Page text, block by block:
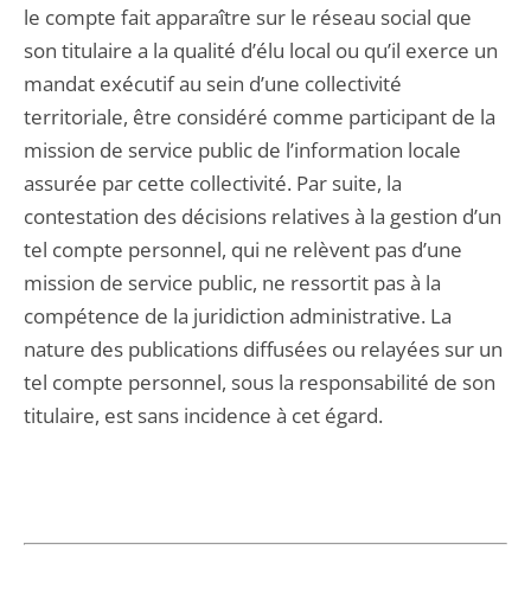
le compte fait apparaître sur le réseau social que
son titulaire a la qualité d’élu local ou qu’il exerce un
mandat exécutif au sein d’une collectivité
territoriale, être considéré comme participant de la
mission de service public de l’information locale
assurée par cette collectivité. Par suite, la
contestation des décisions relatives à la gestion d’un
tel compte personnel, qui ne relèvent pas d’une
mission de service public, ne ressortit pas à la
compétence de la juridiction administrative. La
nature des publications diffusées ou relayées sur un
tel compte personnel, sous la responsabilité de son
titulaire, est sans incidence à cet égard.